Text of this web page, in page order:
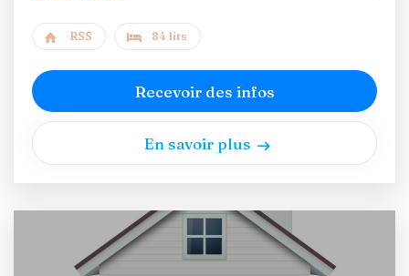
RSS 84 lits
Recevoir des infos
En savoir plus